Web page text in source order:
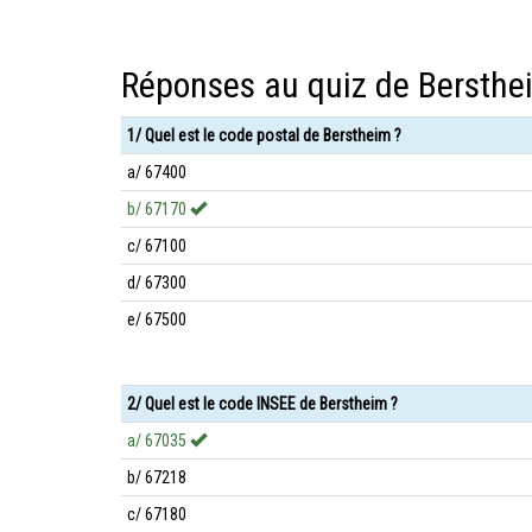
Réponses au quiz de
1/ Quel est le code postal de Berstheim ?
a/ 67400
b/ 67170
c/ 67100
d/ 67300
e/ 67500
2/ Quel est le code INSEE de Berstheim ?
a/ 67035
b/ 67218
c/ 67180